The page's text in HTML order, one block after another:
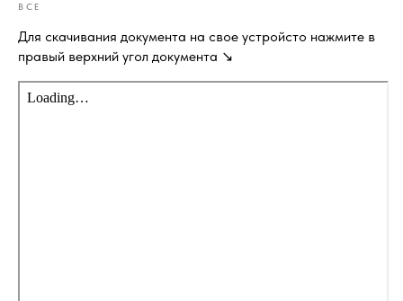
ВСЕ
Для скачивания документа на свое устройсто нажмите в
правый верхний угол документа ↘️